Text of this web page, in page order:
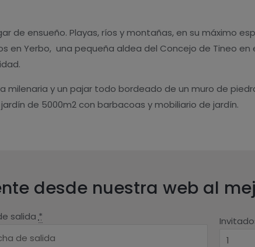
de ensueño. Playas, ríos y montañas, en su máximo
en Yerbo, una pequeña aldea del Concejo de Tineo
milenaria y un pajar todo bordeado de un muro de
de 5000m2 con barbacoas y mobiliario de jardín.
desde nuestra web al
salida *